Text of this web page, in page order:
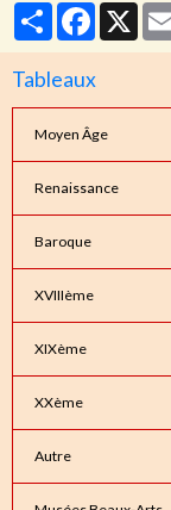
PartagerFacebook
X
Tableaux
Moyen Âge
Renaissance
Baroque
XVIIIème
XIXème
XXème
Autre